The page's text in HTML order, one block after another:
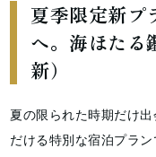
イタリア・ミラノ生
ミラノ・ブレラ美
1998～99デンマーク自然
夏季限定新プ
へ。海ほたる
新）
夏の限られた時期だけ
だける特別な宿泊プラン